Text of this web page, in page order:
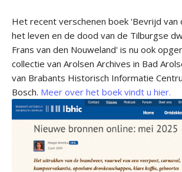
Het recent verschenen boek 'Bevrijd van
het leven en de dood van de Tilburgse
Frans van den Nouweland' is nu ook
collectie van Arolsen Archives in Bad
van Brabants Historisch Informatie
Bosch. Meer over het boek vindt u hier.